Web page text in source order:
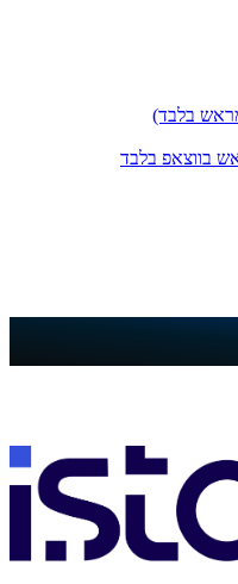
בלבד)
בווצאפ בלבד